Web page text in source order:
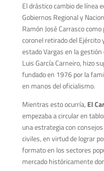
El drástico cambio de línea
Gobiernos Regional y
Ramón José Carrasco
coronel retirado del Ejército
estado Vargas en la
Luis García Carneiro, hizo
fundado en 1976 por la
en manos del oficialismo.
Mientras esto ocurría, El
empezaba a circular en
una estrategia con
civiles, en virtud de lograr
formato en los sectores
mercado históricamente